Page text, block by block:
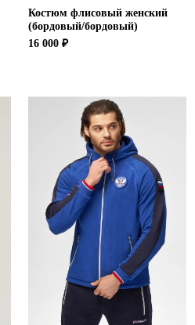
Костюм флисовый женский
(бордовый/бордовый)
16 000 ₽